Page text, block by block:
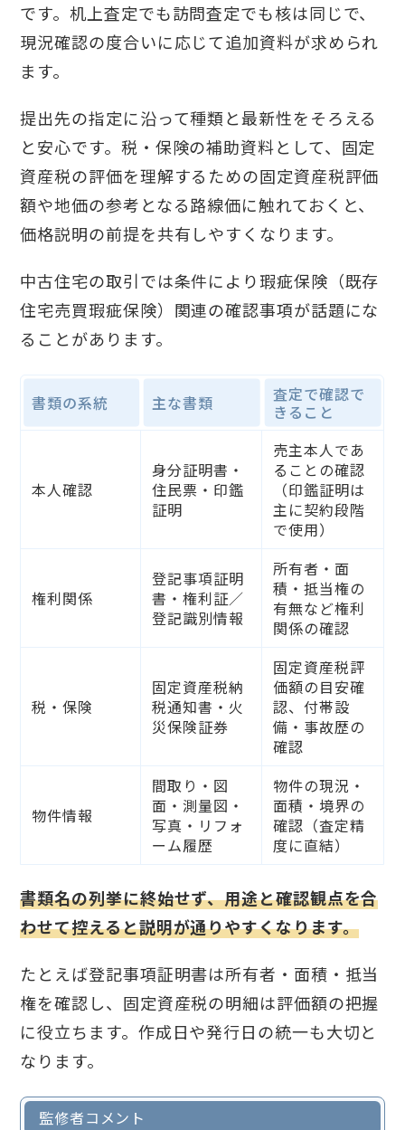
です。机上査定でも訪問査定でも核は同じで、
現況確認の度合いに応じて追加資料が求められ
ます。
提出先の指定に沿って種類と最新性をそろえる
と安心です。税・保険の補助資料として、固定
資産税の評価を理解するための固定資産税評価
額や地価の参考となる路線価に触れておくと、
価格説明の前提を共有しやすくなります。
中古住宅の取引では条件により瑕疵保険（既存
住宅売買瑕疵保険）関連の確認事項が話題にな
ることがあります。
書類の系統 主な書類
査定で確認で
きること
本人確認
身分証明書・
住民票・印鑑
証明
売主本人であ
ることの確認
（印鑑証明は
主に契約段階
で使用）
権利関係
登記事項証明
書・権利証／
登記識別情報
所有者・面
積・抵当権の
有無など権利
関係の確認
税・保険
固定資産税納
税通知書・火
災保険証券
固定資産税評
価額の目安確
認、付帯設
備・事故歴の
確認
物件情報
間取り・図
面・測量図・
写真・リフォ
ーム履歴
物件の現況・
面積・境界の
確認（査定精
度に直結）
書類名の列挙に終始せず、用途と確認観点を合
わせて控えると説明が通りやすくなります。
たとえば登記事項証明書は所有者・面積・抵当
権を確認し、固定資産税の明細は評価額の把握
に役立ちます。作成日や発行日の統一も大切と
なります。
監修者コメント